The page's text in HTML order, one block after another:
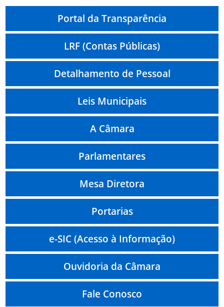
Portal da Transparência
LRF (Contas Públicas)
Detalhamento de Pessoal
Leis Municipais
A Câmara
Parlamentares
Mesa Diretora
Portarias
e-SIC (Acesso à Informação)
Ouvidoria da Câmara
Fale Conosco